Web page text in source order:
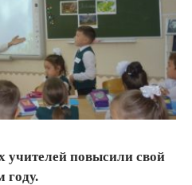
учителей повысили свой
году.